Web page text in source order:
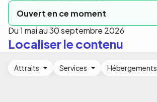
Ouvert en ce moment
Du 1 mai au 30 septembre 2026
Localiser le contenu
Attraits Services Hébergements